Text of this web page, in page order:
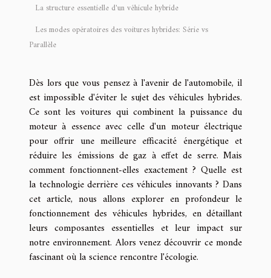
La structure essentielle d'un véhicule hybride
Les modes opératoires des voitures hybrides: Série vs
Parallèle
Dès lors que vous pensez à l'avenir de l'automobile, il
est impossible d'éviter le sujet des véhicules hybrides.
Ce sont les voitures qui combinent la puissance du
moteur à essence avec celle d'un moteur électrique
pour offrir une meilleure efficacité énergétique et
réduire les émissions de gaz à effet de serre. Mais
comment fonctionnent-elles exactement ? Quelle est
la technologie derrière ces véhicules innovants ? Dans
cet article, nous allons explorer en profondeur le
fonctionnement des véhicules hybrides, en détaillant
leurs composantes essentielles et leur impact sur
notre environnement. Alors venez découvrir ce monde
fascinant où la science rencontre l'écologie.